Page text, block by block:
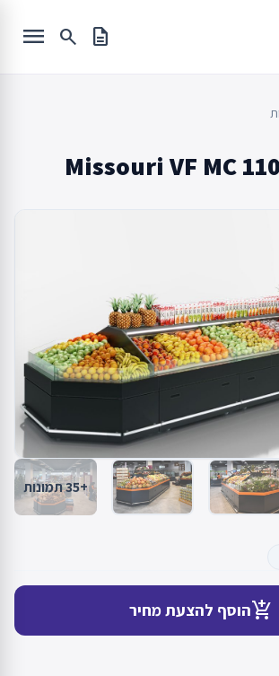
description
search
menu
Missouri VF MC
+35 תמונות
add_shopping_cartהוסף להצעת מחיר